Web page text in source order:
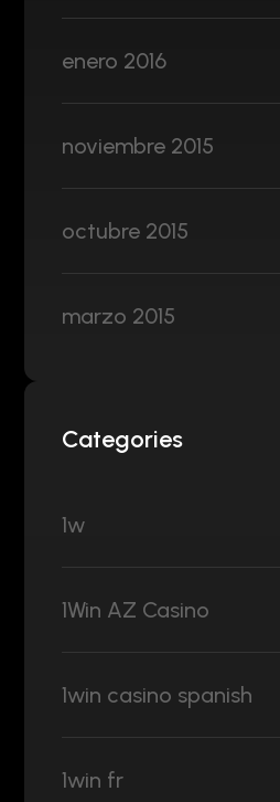
enero 2016
noviembre 2015
octubre 2015
marzo 2015
Categories
1w
1Win AZ Casino
1win casino spanish
1win fr